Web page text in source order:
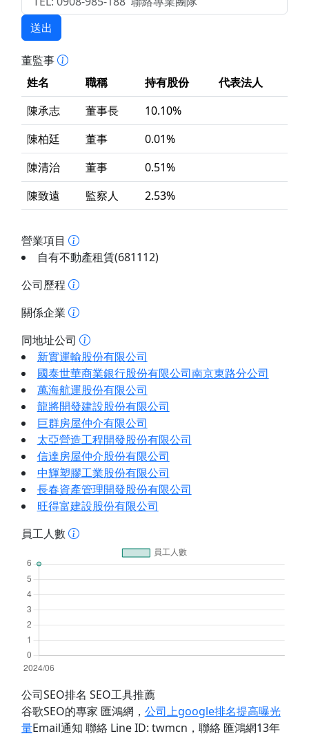
送出
董監事
姓名
職稱 持有股份
代表法人
陳承志
董事長
10.10%
陳柏廷
董事
0.01%
陳清治
董事
0.51%
陳致遠
監察人 2.53%
營業項目
自有不動產租賃(681112)
公司歷程
關係企業
同地址公司
新實運輸股份有限公司
國泰世華商業銀行股份有限公司南京東路分公司
萬海航運股份有限公司
龍將開發建設股份有限公司
巨群房屋仲介有限公司
太亞營造工程開發股份有限公司
信達房屋仲介股份有限公司
中輝塑膠工業股份有限公司
長春資產管理開發股份有限公司
旺得富建設股份有限公司
員工人數
公司SEO排名 SEO工具推薦
谷歌SEO的專家 匯鴻網 ， 公司上google排名提高曝光
量Email通知 聯絡 Line ID: twmcn ，聯絡 匯鴻網13年